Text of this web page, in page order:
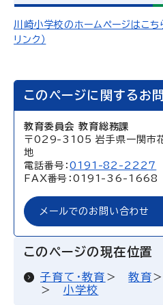
川崎小学校のホームページはこち
リンク）
このページに関するお
教育委員会 教育総務課
〒029-3105 岩手県一関市
地
電話番号：0191-82-2227
FAX番号：0191-36-1668
メールでのお問い合わせ
このページの現在位置
子育て・教育 教育
小学校